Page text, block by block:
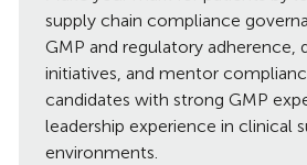
期
supply chain compliance
GMP and regulatory adherence,
initiatives, and mentor
candidates with strong GMP
leadership experience in clinical
environments.